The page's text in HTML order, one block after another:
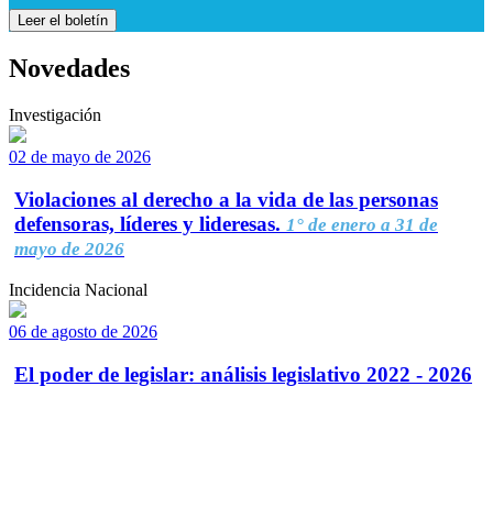
Leer el boletín
Novedades
Investigación
02 de mayo de 2026
Violaciones al derecho a la vida de las personas
defensoras, líderes y lideresas. 1° de enero a 31 de
mayo de 2026
Incidencia Nacional
06 de agosto de 2026
El poder de legislar: análisis legislativo 2022 - 2026